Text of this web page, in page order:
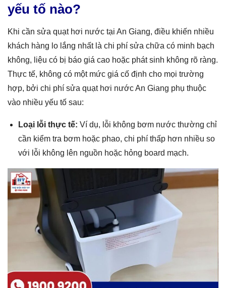
yếu tố nào?
Khi cần sửa quạt hơi nước tại An Giang, điều khiến nhiều
khách hàng lo lắng nhất là chi phí sửa chữa có minh bạch
không, liệu có bị báo giá cao hoặc phát sinh không rõ ràng.
Thực tế, không có một mức giá cố định cho mọi trường
hợp, bởi chi phí sửa quạt hơi nước An Giang phụ thuộc
vào nhiều yếu tố sau:
Loại lỗi thực tế: Ví dụ, lỗi không bơm nước thường chỉ
cần kiểm tra bơm hoặc phao, chi phí thấp hơn nhiều so
với lỗi không lên nguồn hoặc hỏng board mạch.